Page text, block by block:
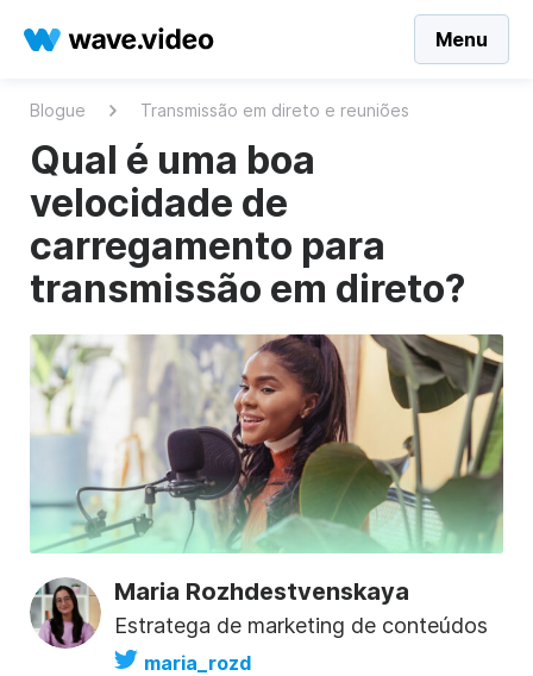
Menu
Blogue Transmissão em direto e reuniões
Qual é uma boa
velocidade de
carregamento para
transmissão em direto?
Maria Rozhdestvenskaya
Estratega de marketing de conteúdos
maria_rozd